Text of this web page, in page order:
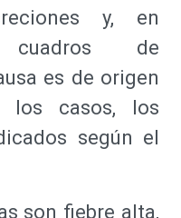
y, en
cuadros de
es de origen
casos, los
según el
son fiebre alta,